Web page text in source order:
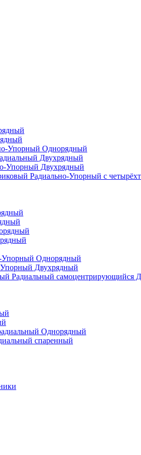
Упорный Однорядный
Двухрядный
Упорный Двухрядный
Радиально-Упорный с
Упорный Однорядный
Двухрядный
Радиальный самоцентрирующийся
Однорядный
спаренный